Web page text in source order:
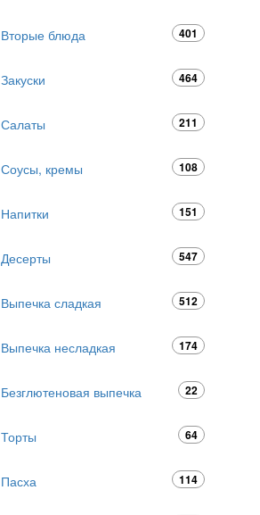
Вторые блюда 401
Закуски 464
Салаты 211
Соусы, кремы 108
Напитки 151
Десерты 547
Выпечка сладкая 512
Выпечка несладкая 174
Безглютеновая выпечка 22
Торты 64
Пасха 114